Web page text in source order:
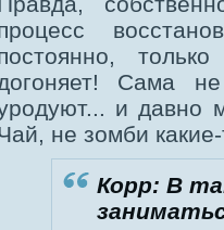
Сама
и давно
не зомби
Корр: В